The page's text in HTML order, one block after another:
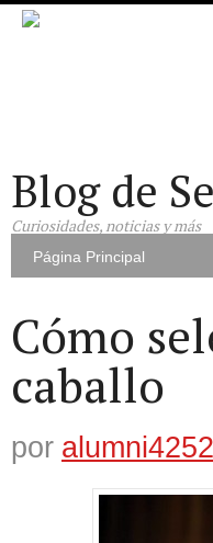
Blog de
Curiosidades, noticias y más
Página Principal
Cómo
caballo
por